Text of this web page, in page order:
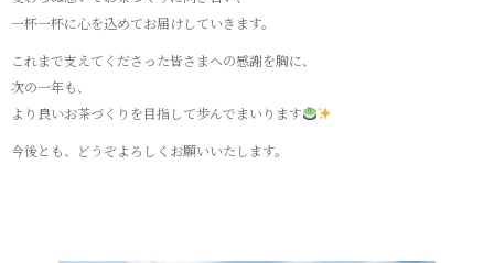
一杯一杯に心を込めてお届けしていきます。
これまで支えてくださった皆さまへの感謝を胸に、
次の一年も、
より良いお茶づくりを目指して歩んでまいります
今後とも、どうぞよろしくお願いいたします。